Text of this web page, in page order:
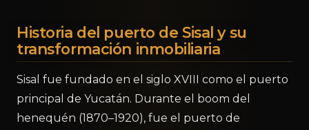
Historia del puerto de Sisal y su
transformación inmobiliaria
Sisal fue fundado en el siglo XVIII como el puerto
principal de Yucatán. Durante el boom del
henequén (1870–1920), fue el puerto de